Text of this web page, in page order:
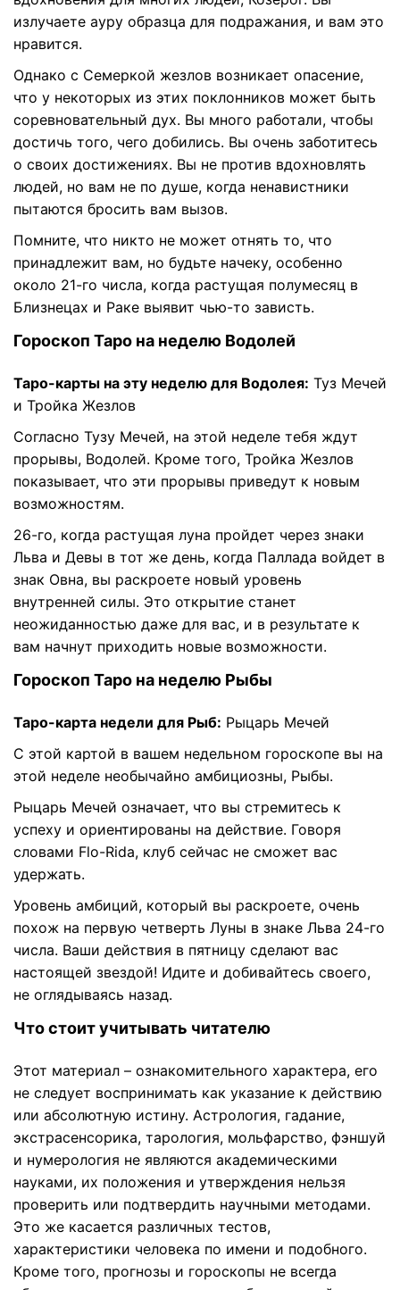
излучаете ауру образца для подражания, и вам это
нравится.
Однако с Семеркой жезлов возникает опасение,
что у некоторых из этих поклонников может быть
соревновательный дух. Вы много работали, чтобы
достичь того, чего добились. Вы очень заботитесь
о своих достижениях. Вы не против вдохновлять
людей, но вам не по душе, когда ненавистники
пытаются бросить вам вызов.
Помните, что никто не может отнять то, что
принадлежит вам, но будьте начеку, особенно
около 21-го числа, когда растущая полумесяц в
Близнецах и Раке выявит чью-то зависть.
Гороскоп Таро на неделю Водолей
Таро-карты на эту неделю для Водолея: Туз Мечей
и Тройка Жезлов
Согласно Тузу Мечей, на этой неделе тебя ждут
прорывы, Водолей. Кроме того, Тройка Жезлов
показывает, что эти прорывы приведут к новым
возможностям.
26-го, когда растущая луна пройдет через знаки
Льва и Девы в тот же день, когда Паллада войдет в
знак Овна, вы раскроете новый уровень
внутренней силы. Это открытие станет
неожиданностью даже для вас, и в результате к
вам начнут приходить новые возможности.
Гороскоп Таро на неделю Рыбы
Таро-карта недели для Рыб: Рыцарь Мечей
С этой картой в вашем недельном гороскопе вы на
этой неделе необычайно амбициозны, Рыбы.
Рыцарь Мечей означает, что вы стремитесь к
успеху и ориентированы на действие. Говоря
словами Flo-Rida, клуб сейчас не сможет вас
удержать.
Уровень амбиций, который вы раскроете, очень
похож на первую четверть Луны в знаке Льва 24-го
числа. Ваши действия в пятницу сделают вас
настоящей звездой! Идите и добивайтесь своего,
не оглядываясь назад.
Что стоит учитывать читателю
Этот материал – ознакомительного характера, его
не следует воспринимать как указание к действию
или абсолютную истину. Астрология, гадание,
экстрасенсорика, тарология, мольфарство, фэншуй
и нумерология не являются академическими
науками, их положения и утверждения нельзя
проверить или подтвердить научными методами.
Это же касается различных тестов,
характеристики человека по имени и подобного.
Кроме того, прогнозы и гороскопы не всегда